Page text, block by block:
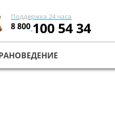
Поддержка 24 часа
8 800100 54 34